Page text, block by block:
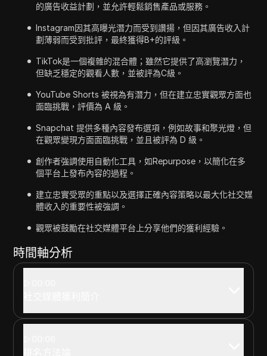
的廣告收益計劃，並允許輕鬆銷售產品或服務。
Instagram因其高曝光潛力而受到讚揚，但因其廣告收入計
劃薄弱而受到批評，最終獲得B+的評級。
TikTok是一個複雜的混合體；雖然它提供了高瀏覽潛力，
但缺乏穩定的觀看人數，並被評為C級。
YouTube Shorts 被視為有潛力，但在建立忠實觀眾方面也
面臨挑戰，評價為 A 級。
Snapchat 提供多種內容發布選項，例如故事和聚光燈，但
在觀眾變現方面面臨挑戰，並且被評為 D 級。
創作者強調使用自動化工具，如Repurpose，以簡化在多
個平台上發布內容的過程。
建立忠實受眾的重點以及選擇正確內容策略以最大化社交媒
體收入的重要性被強調。
觀眾被鼓勵在社交媒體平台上分享他們的獲利經驗。
時間軸分析